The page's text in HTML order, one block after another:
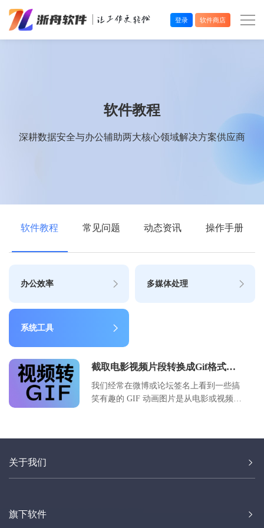
登录 软件商店
软件教程
深耕数据安全与办公辅助两大核心领域解决方案供应商
软件教程 常见问题 动态资讯 操作手册
办公效率 多媒体处理
系统工具
截取电影视频片段转换成Gif格式动
画图片的工具软件 (AVI/MKV/MP4)
我们经常在微博或论坛签名上看到一些搞
笑有趣的 GIF 动画图片是从电影或视频中
视频截取GIF专家你也能轻松制作！
关于我们
旗下软件